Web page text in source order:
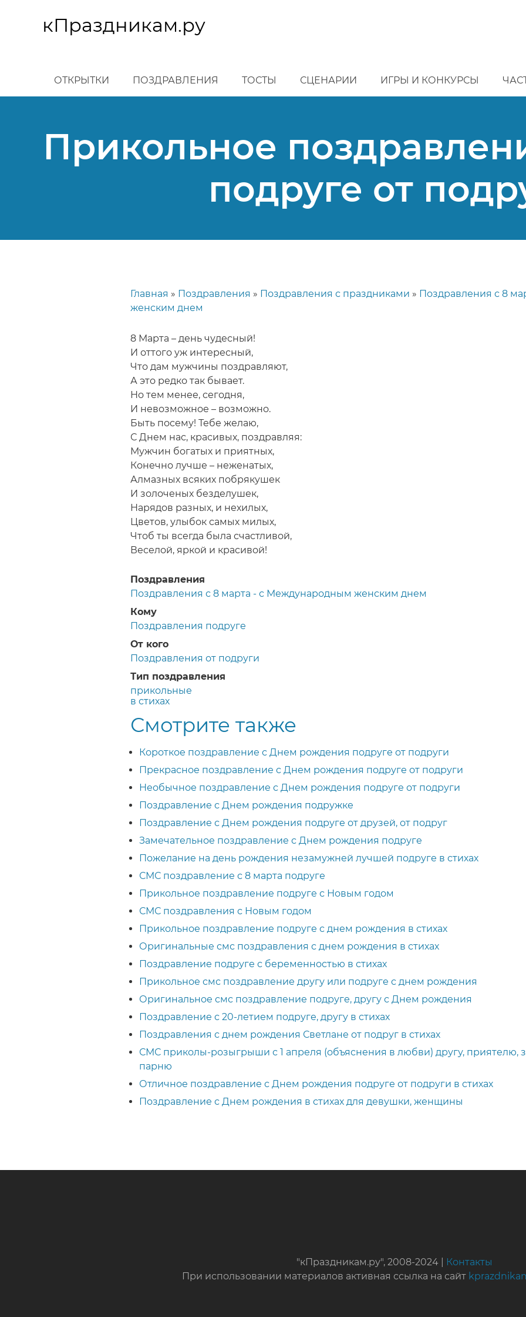
основномукПраздникам.ру
ОТКРЫТКИ ПОЗДРАВЛЕНИЯ ТОСТЫ СЦЕНАРИИ ИГРЫ И КОНКУРСЫ
Прикольное
подруге от
Строка
навигации
Главная Поздравления Поздравления с праздниками
Поздравления с 8
женским днем
8 Марта – день чудесный!
И оттого уж интересный,
Что дам мужчины поздравляют,
А это редко так бывает.
Но тем менее, сегодня,
И невозможное – возможно.
Быть посему! Тебе желаю,
С Днем нас, красивых, поздравляя:
Мужчин богатых и приятных,
Конечно лучше – неженатых,
Алмазных всяких побрякушек
И золоченых безделушек,
Нарядов разных, и нехилых,
Цветов, улыбок самых милых,
Чтоб ты всегда была счастливой,
Веселой, яркой и красивой!
Поздравления
Поздравления с 8 марта - с Международным женским днем
Кому
Поздравления подруге
От кого
Поздравления от подруги
Тип поздравления
прикольные
в стихах
Смотрите также
Короткое поздравление с Днем рождения подруге от подруги
Прекрасное поздравление с Днем рождения подруге от подруги
Необычное поздравление с Днем рождения подруге от подруги
Поздравление с Днем рождения подружке
Поздравление с Днем рождения подруге от друзей, от подруг
Замечательное поздравление с Днем рождения подруге
Пожелание на день рождения незамужней лучшей подруге в стихах
СМС поздравление с 8 марта подруге
Прикольное поздравление подруге с Новым годом
СМС поздравления с Новым годом
Прикольное поздравление подруге с днем рождения в стихах
Оригинальные смс поздравления с днем рождения в стихах
Поздравление подруге с беременностью в стихах
Прикольное смс поздравление другу или подруге с днем рождения
Оригинальное смс поздравление подруге, другу с Днем рождения
Поздравление с 20-летием подруге, другу в стихах
Поздравления с днем рождения Светлане от подруг в стихах
СМС приколы-розыгрыши с 1 апреля (объяснения в любви) другу, приятелю,
парню
Отличное поздравление с Днем рождения подруге от подруги в стихах
Поздравление с Днем рождения в стихах для девушки, женщины
"кПраздникам.ру", 2008-2024 |
Контакты
При использовании материалов активная ссылка на сайт